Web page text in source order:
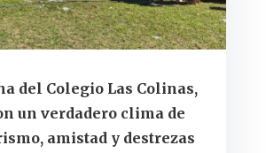
del Colegio Las Colinas,
un verdadero clima de
amistad y destrezas